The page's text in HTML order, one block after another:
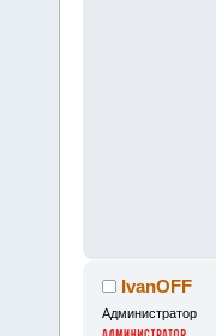
IvanOFF
Администратор